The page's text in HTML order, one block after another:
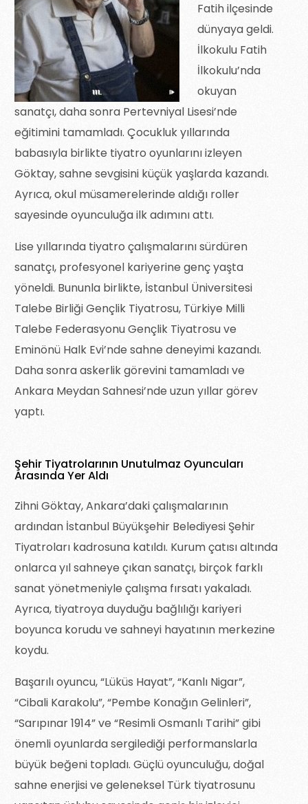
Fatih ilçesinde
dünyaya geldi.
İlkokulu Fatih
İlkokulu’nda
okuyan
sanatçı, daha sonra Pertevniyal Lisesi’nde
eğitimini tamamladı. Çocukluk yıllarında
babasıyla birlikte tiyatro oyunlarını izleyen
Göktay, sahne sevgisini küçük yaşlarda kazandı.
Ayrıca, okul müsamerelerinde aldığı roller
sayesinde oyunculuğa ilk adımını attı.
Lise yıllarında tiyatro çalışmalarını sürdüren
sanatçı, profesyonel kariyerine genç yaşta
yöneldi. Bununla birlikte, İstanbul Üniversitesi
Talebe Birliği Gençlik Tiyatrosu, Türkiye Milli
Talebe Federasyonu Gençlik Tiyatrosu ve
Eminönü Halk Evi’nde sahne deneyimi kazandı.
Daha sonra askerlik görevini tamamladı ve
Ankara Meydan Sahnesi’nde uzun yıllar görev
yaptı.
Şehir Tiyatrolarının Unutulmaz Oyuncuları
Arasında Yer Aldı
Zihni Göktay, Ankara’daki çalışmalarının
ardından İstanbul Büyükşehir Belediyesi Şehir
Tiyatroları kadrosuna katıldı. Kurum çatısı altında
onlarca yıl sahneye çıkan sanatçı, birçok farklı
sanat yönetmeniyle çalışma fırsatı yakaladı.
Ayrıca, tiyatroya duyduğu bağlılığı kariyeri
boyunca korudu ve sahneyi hayatının merkezine
koydu.
Başarılı oyuncu, “Lüküs Hayat”, “Kanlı Nigar”,
“Cibali Karakolu”, “Pembe Konağın Gelinleri”,
“Sarıpınar 1914” ve “Resimli Osmanlı Tarihi” gibi
önemli oyunlarda sergilediği performanslarla
büyük beğeni topladı. Güçlü oyunculuğu, doğal
sahne enerjisi ve geleneksel Türk tiyatrosunu